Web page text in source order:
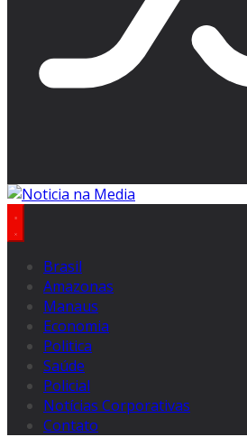
Brasil
Amazonas
Manaus
Economia
Politica
Saúde
Policial
Notícias Corporativas
Contato